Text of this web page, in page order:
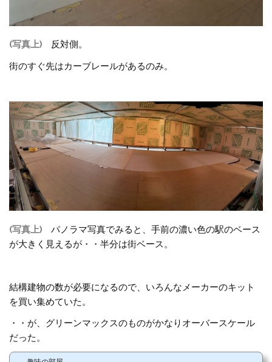
(写真上)
反対側。
街のすぐ先はカーブレールがあるのみ。
(写真上)
パノラマ写真でみると、手前の濃い色の駅のベース
が大きく見えるが・・半分は街ベース。
結構建物の数が必要になるので、いろんなメーカーのキット
を買い集めていた。
・・が、グリーンマックスのものがかなりオーバースケール
だった。